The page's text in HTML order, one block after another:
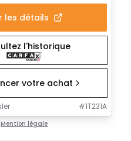
les détails
l'historique
votre achat
#1T231A
Mention légale